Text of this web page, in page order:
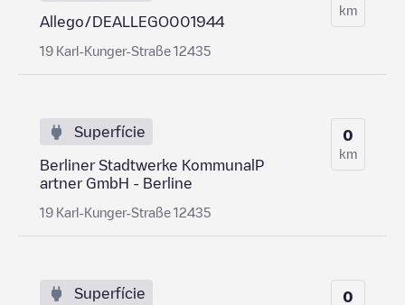
Allego/DEALLEGO001944
19 Karl-Kunger-Straße 12435
km
Superfície
Berliner Stadtwerke KommunalP
artner GmbH - Berline
19 Karl-Kunger-Straße 12435
0
km
Superfície 0